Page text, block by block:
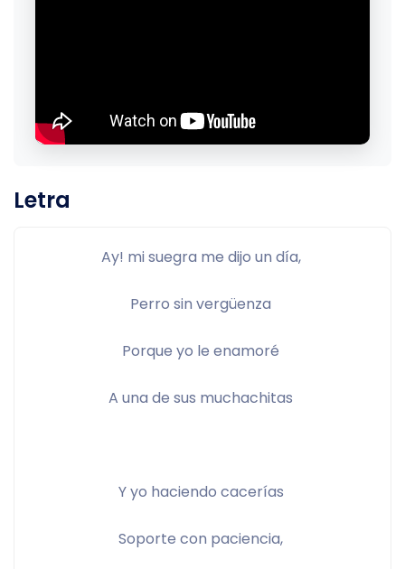
Letra
Ay! mi suegra me dijo un día,
Perro sin vergüenza
Porque yo le enamoré
A una de sus muchachitas
Y yo haciendo cacerías
Soporte con paciencia,